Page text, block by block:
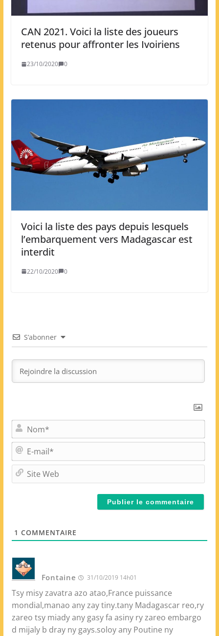
CAN 2021. Voici la liste des joueurs
retenus pour affronter les Ivoiriens
23/10/2020 0
Voici la liste des pays depuis lesquels
l’embarquement vers Madagascar est
interdit
22/10/2020 0
S’abonner
N
o
m
*-
m
i
1 COMMENTAIRE
Fontaine 31/10/2019 14h01
Tsy misy zavatra azo atao,France puissance
mondial,manao any zay tiny.tany Madagascar reo,ry
zareo tsy miady any gasy fa asiny ry zareo embargo
d mijaly b dray ny gays.soloy any Poutine ny